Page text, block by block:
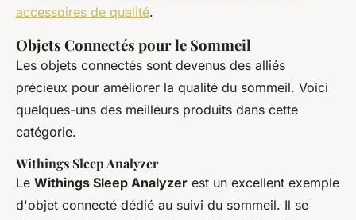
accessoires de qualité.
Objets Connectés pour le Sommeil
Les objets connectés sont devenus des alliés
précieux pour améliorer la qualité du sommeil. Voici
quelques-uns des meilleurs produits dans cette
catégorie.
Withings Sleep Analyzer
Le Withings Sleep Analyzer est un excellent exemple
d'objet connecté dédié au suivi du sommeil. Il se